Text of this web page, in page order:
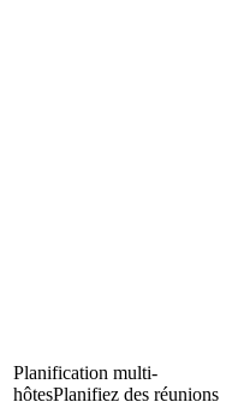
Planification multi-
hôtesPlanifiez des réunions